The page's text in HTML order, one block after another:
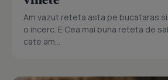
Am vazut reteta asta pe bucataras si
o incerc. E Cea mai buna reteta de
cate am...